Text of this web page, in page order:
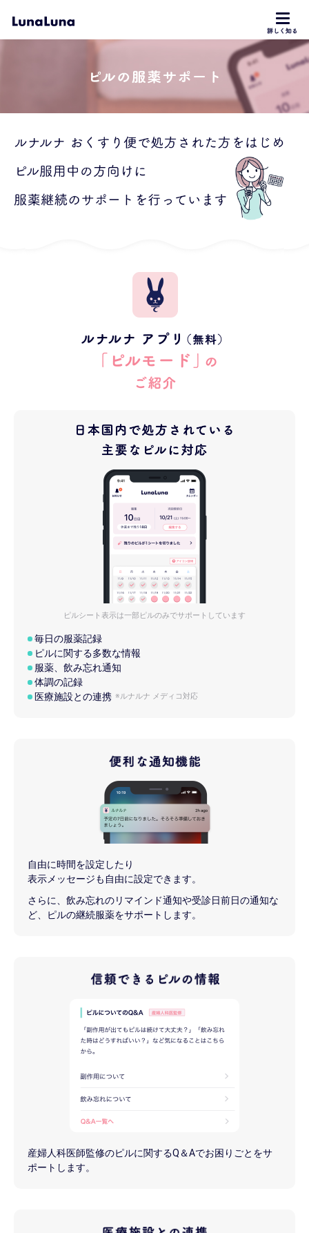
ピルシート表示は一部ピルのみでサポートしています
毎日の服薬記録
ピルに関する多数な情報
服薬、飲み忘れ通知
体調の記録
医療施設との連携 ※ルナルナ メディコ対応
自由に時間を設定したり
表示メッセージも自由に設定できます。
さらに、飲み忘れのリマインド通知や受診日前日の通知な
ど、ピルの継続服薬をサポートします。
産婦人科医師監修のピルに関するQ＆Aでお困りごとをサ
ポートします。